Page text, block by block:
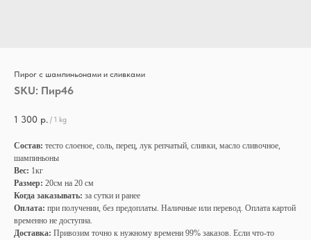
Пирог с шампиньонами и сливками
SKU: Пир46
1 300 р. / 1 kg
Состав: тесто слоеное, соль, перец, лук репчатый, сливки, масло сливочное,
шампиньоны
Вес: 1кг
Размер: 20см на 20 см
Когда заказывать: за сутки и ранее
Оплата: при получении, без предоплаты. Наличные или перевод. Оплата картой
временно не доступна.
Доставка: Привозим точно к нужному времени 99% заказов. Если что-то